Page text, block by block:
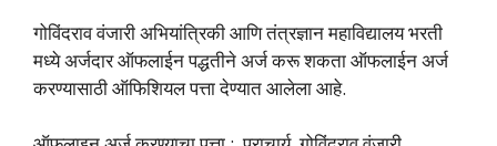
गोविंदराव वंजारी अभियांत्रिकी आणि तंत्रज्ञान महाविद्यालय भरती
मध्ये अर्जदार ऑफलाईन पद्धतीने अर्ज करू शकता ऑफलाईन अर्ज
करण्यासाठी ऑफिशियल पत्ता देण्यात आलेला आहे.